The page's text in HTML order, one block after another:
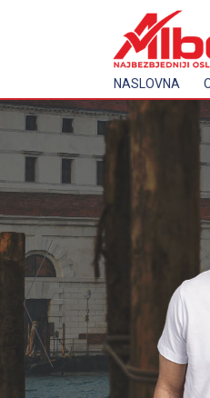
NASLOVNA